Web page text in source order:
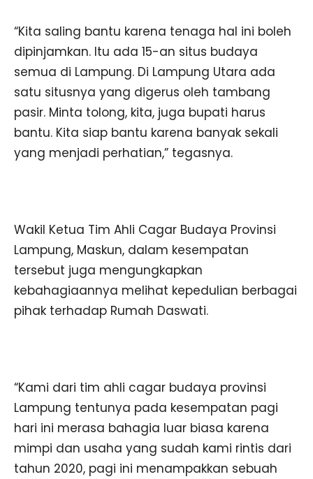
“Kita saling bantu karena tenaga hal ini boleh
dipinjamkan. Itu ada 15-an situs budaya
semua di Lampung. Di Lampung Utara ada
satu situsnya yang digerus oleh tambang
pasir. Minta tolong, kita, juga bupati harus
bantu. Kita siap bantu karena banyak sekali
yang menjadi perhatian,” tegasnya.
Wakil Ketua Tim Ahli Cagar Budaya Provinsi
Lampung, Maskun, dalam kesempatan
tersebut juga mengungkapkan
kebahagiaannya melihat kepedulian berbagai
pihak terhadap Rumah Daswati.
“Kami dari tim ahli cagar budaya provinsi
Lampung tentunya pada kesempatan pagi
hari ini merasa bahagia luar biasa karena
mimpi dan usaha yang sudah kami rintis dari
tahun 2020, pagi ini menampakkan sebuah